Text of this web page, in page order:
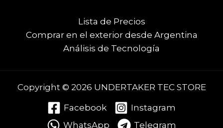
Lista de Precios
Comprar en el exterior desde Argentina
Análisis de Tecnología
Copyright © 2026 UNDERTAKER TEC STORE
Facebook
Instagram
WhatsApp
Telegram